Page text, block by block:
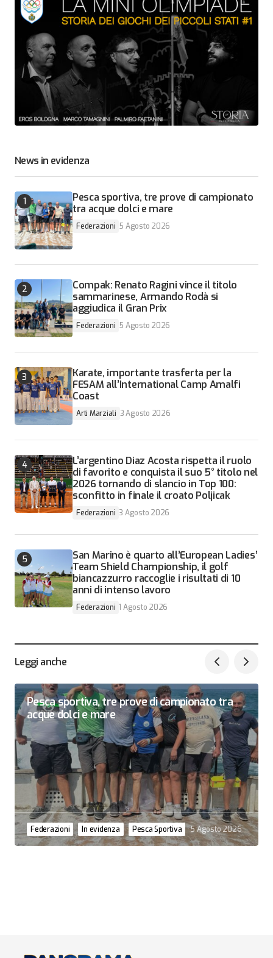
News in evidenza
Pesca sportiva, tre prove di campionato
tra acque dolci e mare
Federazioni 5 Agosto 2026
Compak: Renato Ragini vince il titolo
sammarinese, Armando Rodà si
aggiudica il Gran Prix
Federazioni 5 Agosto 2026
Karate, importante trasferta per la
FESAM all’International Camp Amalfi
Coast
Arti Marziali 3 Agosto 2026
L’argentino Diaz Acosta rispetta il ruolo
di favorito e conquista il suo 5° titolo nel
2026 tornando di slancio in Top 100:
sconfitto in finale il croato Poljicak
Federazioni 3 Agosto 2026
San Marino è quarto all’European Ladies’
Team Shield Championship, il golf
biancazzurro raccoglie i risultati di 10
anni di intenso lavoro
Federazioni 1 Agosto 2026
Leggi anche
Pesca sportiva, tre prove di campionato tra
acque dolci e mare
Federazioni In evidenza Pesca Sportiva 5 Agosto 2026